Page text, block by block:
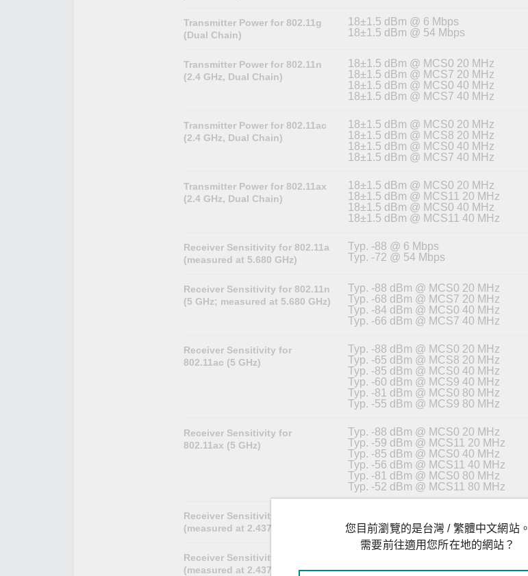
Transmitter Power for 802.11g
(Dual Chain)
18±1.5 dBm @ 6 Mbps
18±1.5 dBm @ 54 Mbps
Transmitter Power for 802.11n
(2.4 GHz, Dual Chain)
18±1.5 dBm @ MCS0 20 MHz
18±1.5 dBm @ MCS7 20 MHz
18±1.5 dBm @ MCS0 40 MHz
18±1.5 dBm @ MCS7 40 MHz
Transmitter Power for 802.11ac
(2.4 GHz, Dual Chain)
18±1.5 dBm @ MCS0 20 MHz
18±1.5 dBm @ MCS8 20 MHz
18±1.5 dBm @ MCS0 40 MHz
18±1.5 dBm @ MCS7 40 MHz
Transmitter Power for 802.11ax
(2.4 GHz, Dual Chain)
18±1.5 dBm @ MCS0 20 MHz
18±1.5 dBm @ MCS11 20 MHz
18±1.5 dBm @ MCS0 40 MHz
18±1.5 dBm @ MCS11 40 MHz
Receiver Sensitivity for 802.11a
(measured at 5.680 GHz)
Typ. -88 @ 6 Mbps
Typ. -72 @ 54 Mbps
Receiver Sensitivity for 802.11n
(5 GHz; measured at 5.680 GHz)
Typ. -88 dBm @ MCS0 20 MHz
Typ. -68 dBm @ MCS7 20 MHz
Typ. -84 dBm @ MCS0 40 MHz
Typ. -66 dBm @ MCS7 40 MHz
Receiver Sensitivity for
802.11ac (5 GHz)
Typ. -88 dBm @ MCS0 20 MHz
Typ. -65 dBm @ MCS8 20 MHz
Typ. -85 dBm @ MCS0 40 MHz
Typ. -60 dBm @ MCS9 40 MHz
Typ. -81 dBm @ MCS0 80 MHz
Typ. -55 dBm @ MCS9 80 MHz
Receiver Sensitivity for
802.11ax (5 GHz)
Typ. -88 dBm @ MCS0 20 MHz
Typ. -59 dBm @ MCS11 20 MHz
Typ. -85 dBm @ MCS0 40 MHz
Typ. -56 dBm @ MCS11 40 MHz
Typ. -81 dBm @ MCS0 80 MHz
Typ. -52 dBm @ MCS11 80 MHz
Receiver Sensitivity for 802.11b
(measured at 2.437 GHz)
Typ. -88 dBm @ 11 Mbps
Receiver Sensitivity for 802.11g
(measured at 2.437 GHz)
Typ. -74 dBm @ 54 Mbps
您目前瀏覽的是台灣 / 繁體中文網站。
需要前往適用您所在地的網站？